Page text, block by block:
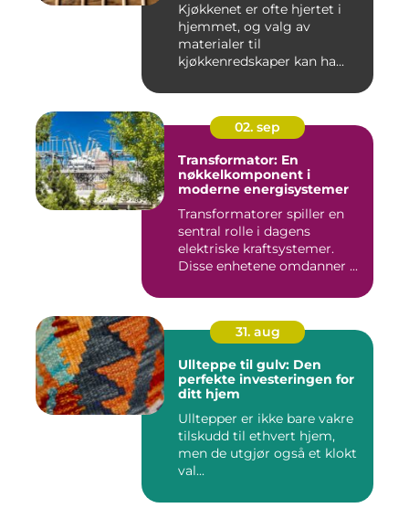
Kjøkkenet er ofte hjertet i
hjemmet, og valg av
materialer til
kjøkkenredskaper kan ha...
02. sep
Transformator: En
nøkkelkomponent i
moderne energisystemer
Transformatorer spiller en
sentral rolle i dagens
elektriske kraftsystemer.
Disse enhetene omdanner ...
31. aug
Ullteppe til gulv: Den
perfekte investeringen for
ditt hjem
Ulltepper er ikke bare vakre
tilskudd til ethvert hjem,
men de utgjør også et klokt
val...